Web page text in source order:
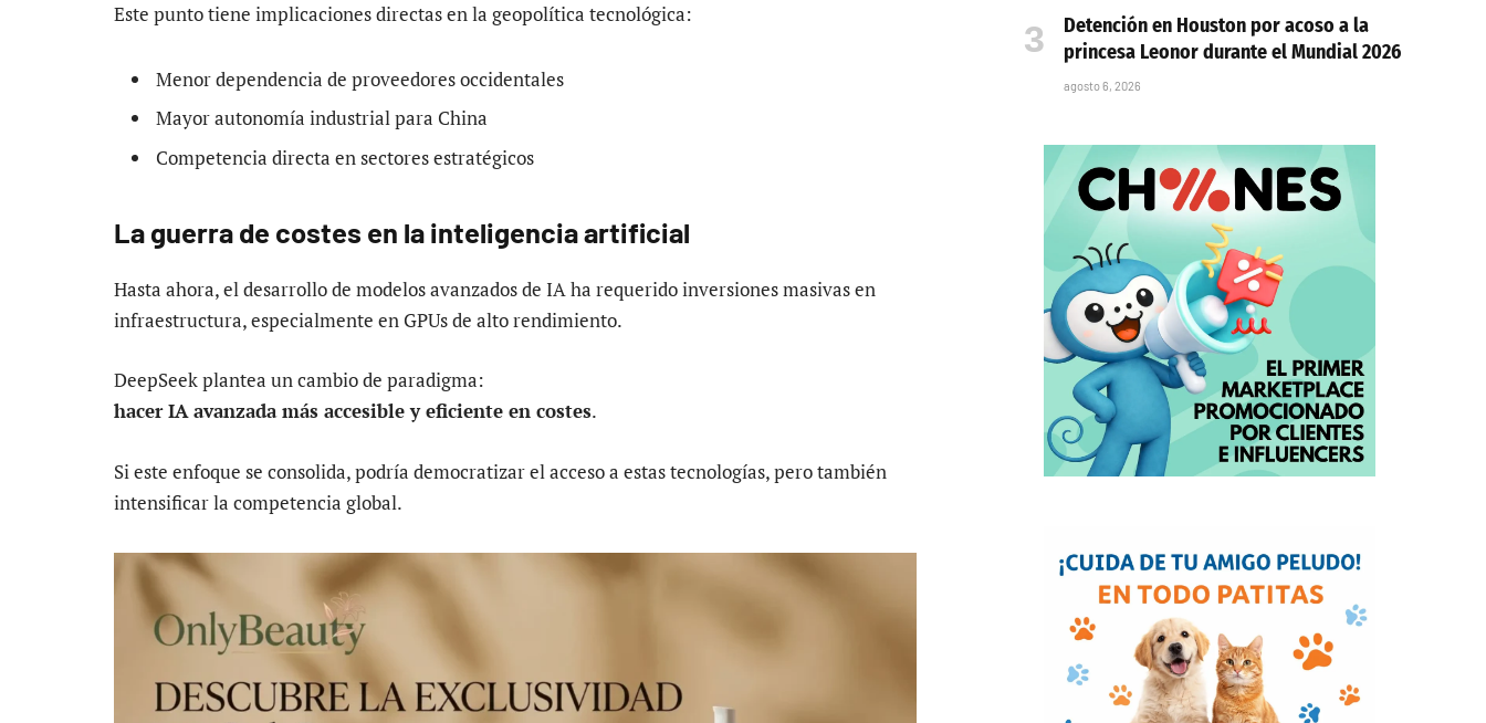
Este punto tiene implicaciones directas en la geopolítica tecnológica:
Menor dependencia de proveedores occidentales
Mayor autonomía industrial para China
Competencia directa en sectores estratégicos
La guerra de costes en la inteligencia artificial
Hasta ahora, el desarrollo de modelos avanzados de IA ha requerido inversiones masivas en
infraestructura, especialmente en GPUs de alto rendimiento.
DeepSeek plantea un cambio de paradigma:
hacer IA avanzada más accesible y eficiente en costes.
Si este enfoque se consolida, podría democratizar el acceso a estas tecnologías, pero también
intensificar la competencia global.
Detención en Houston por acoso a la
princesa Leonor durante el Mundial 2026
agosto 6, 2026